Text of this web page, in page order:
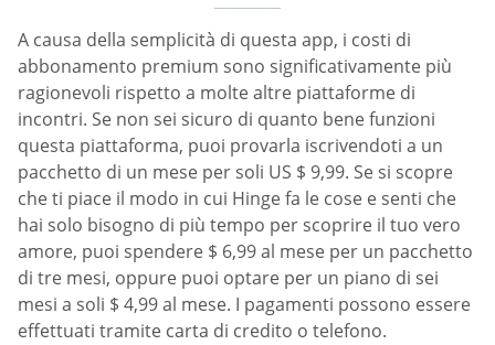
A causa della semplicità di questa app, i costi di
abbonamento premium sono significativamente più
ragionevoli rispetto a molte altre piattaforme di
incontri. Se non sei sicuro di quanto bene funzioni
questa piattaforma, puoi provarla iscrivendoti a un
pacchetto di un mese per soli US $ 9,99. Se si scopre
che ti piace il modo in cui Hinge fa le cose e senti che
hai solo bisogno di più tempo per scoprire il tuo vero
amore, puoi spendere $ 6,99 al mese per un pacchetto
di tre mesi, oppure puoi optare per un piano di sei
mesi a soli $ 4,99 al mese. I pagamenti possono essere
effettuati tramite carta di credito o telefono.